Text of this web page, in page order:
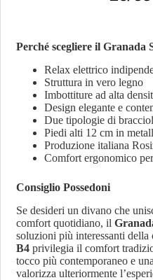
Perché scegliere il Granada
Relax elettrico
Struttura in vero legno
Imbottiture ad alta
Design elegante e
Due tipologie di
Piedi alti 12 cm in
Produzione italiana
Comfort ergonomico
Consiglio Possedoni
Se desideri un divano che
comfort quotidiano, il
soluzioni più interessanti
B4 privilegia il comfort
tocco più contemporaneo e
valorizza ulteriormente